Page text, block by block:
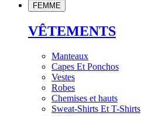
FEMME
VÊTEMENTS
Manteaux
Capes Et Ponchos
Vestes
Robes
Chemises et hauts
Sweat-Shirts Et T-Shirts